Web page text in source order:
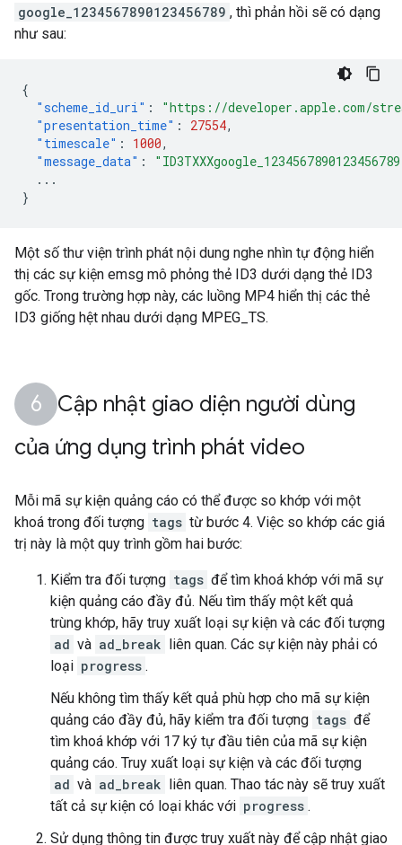
google_1234567890123456789 , thì phản hồi sẽ có dạng
như sau:
{
"scheme_id_uri" :
"https://developer.apple.com/
"presentation_time" : 27554,
"timescale" : 1000,
"message_data" :
...
}
Một số thư viện trình phát nội dung nghe nhìn tự động hiển
thị các sự kiện emsg mô phỏng thẻ ID3 dưới dạng thẻ ID3
gốc. Trong trường hợp này, các luồng MP4 hiển thị các thẻ
ID3 giống hệt nhau dưới dạng MPEG_TS.
Cập nhật giao diện người dùng
của ứng dụng trình phát video
Mỗi mã sự kiện quảng cáo có thể được so khớp với một
khoá trong đối tượng tags từ bước 4. Việc so khớp các giá
trị này là một quy trình gồm hai bước:
Kiểm tra đối tượng tags để tìm khoá khớp với mã sự
kiện quảng cáo đầy đủ. Nếu tìm thấy một kết quả
trùng khớp, hãy truy xuất loại sự kiện và các đối tượng
ad và ad_break liên quan. Các sự kiện này phải có
loại progress .
Nếu không tìm thấy kết quả phù hợp cho mã sự kiện
quảng cáo đầy đủ, hãy kiểm tra đối tượng tags để
tìm khoá khớp với 17 ký tự đầu tiên của mã sự kiện
quảng cáo. Truy xuất loại sự kiện và các đối tượng
ad và ad_break liên quan. Thao tác này sẽ truy xuất
tất cả sự kiện có loại khác với progress .
Sử dụng thông tin được truy xuất này để cập nhật giao